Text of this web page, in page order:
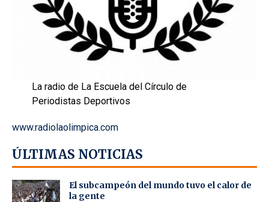
La radio de La Escuela del Círculo de
Periodistas Deportivos
www.radiolaolimpica.com
ÚLTIMAS NOTICIAS
El subcampeón del mundo tuvo el calor de
la gente